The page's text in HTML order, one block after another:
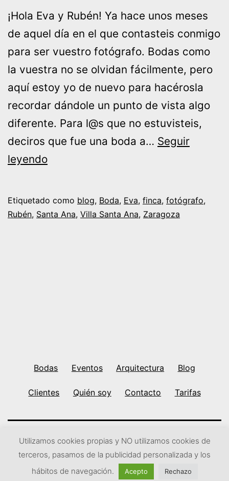
¡Hola Eva y Rubén! Ya hace unos meses
de aquel día en el que contasteis conmigo
para ser vuestro fotógrafo. Bodas como
la vuestra no se olvidan fácilmente, pero
aquí estoy yo de nuevo para hacérosla
recordar dándole un punto de vista algo
diferente. Para l@s que no estuvisteis,
deciros que fue una boda a… Seguir
leyendoBoda
Rubén
Etiquetado como blog, Boda, Eva, finca, fotógrafo,
Rubén, Santa Ana, Villa Santa Ana, Zaragoza
Bodas Eventos Arquitectura Blog
Clientes Quién soy Contacto Tarifas
Ir arriba↑ Subir↑
Utilizamos cookies propias y NO utilizamos cookies de
terceros, pasamos de la publicidad personalizada y los
hábitos de navegación.
Acepto Rechazo